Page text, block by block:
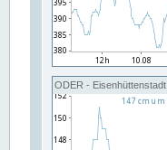
ODER - Eisenhüttenstadt